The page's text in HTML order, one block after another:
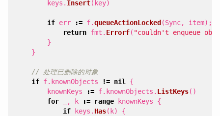
keys . Insert( key)
if err := f.queueActionLocked (Sync, item);
return fmt . Errorf( "couldn't enqueue
}
}
// 处理已删除的对象
if f. knownObjects != nil
{
knownKeys
:= f. knownObjects . ListKeys()
for
, k := range knownKeys
{
if
keys . Has( k)
{